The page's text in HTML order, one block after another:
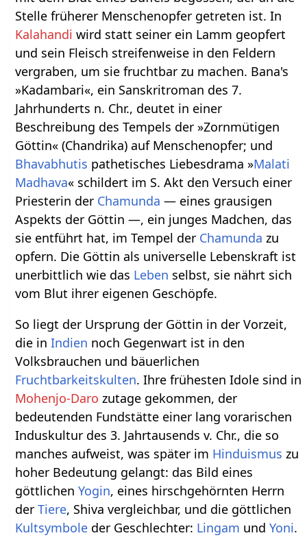
Stelle früherer Menschenopfer getreten ist. In
Kalahandi wird statt seiner ein Lamm geopfert
und sein Fleisch streifenweise in den Feldern
vergraben, um sie fruchtbar zu machen. Bana's
»Kadambari«, ein Sanskritroman des 7.
Jahrhunderts n. Chr., deutet in einer
Beschreibung des Tempels der »Zornmütigen
Göttin« (Chandrika) auf Menschenopfer; und
Bhavabhutis pathetisches Liebesdrama »Malati
Madhava« schildert im S. Akt den Versuch einer
Priesterin der Chamunda — eines grausigen
Aspekts der Göttin —, ein junges Madchen, das
sie entführt hat, im Tempel der Chamunda zu
opfern. Die Göttin als universelle Lebenskraft ist
unerbittlich wie das Leben selbst, sie nährt sich
vom Blut ihrer eigenen Geschöpfe.
So liegt der Ursprung der Göttin in der Vorzeit,
die inIndien noch Gegenwart ist in den
Volksbrauchen und bäuerlichen
Fruchtbarkeitskulten. Ihre frühesten Idole sind in
Mohenjo-Daro zutage gekommen, der
bedeutenden Fundstätte einer lang vorarischen
Induskultur des 3. Jahrtausends v. Chr., die so
manches aufweist, was später im Hinduismus zu
hoher Bedeutung gelangt: das Bild eines
göttlichenYogin, eines hirschgehörnten Herrn
derTiere, Shiva vergleichbar, und die göttlichen
Kultsymbole der Geschlechter: Lingam undYoni.